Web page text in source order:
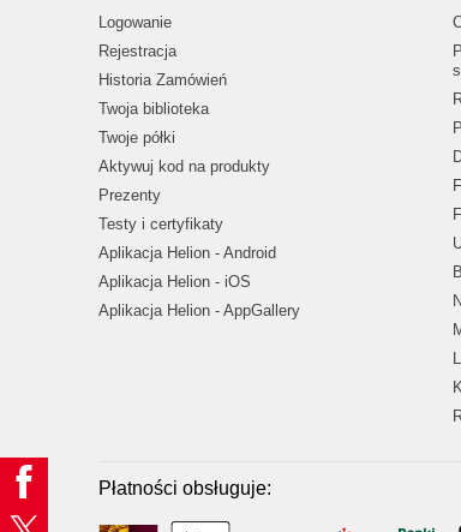
Logowanie
Rejestracja
Historia Zamówień
Twoja biblioteka
Twoje półki
Aktywuj kod na produkty
Prezenty
Testy i certyfikaty
Aplikacja Helion - Android
Aplikacja Helion - iOS
Aplikacja Helion - AppGallery
Płatności obsługuje: